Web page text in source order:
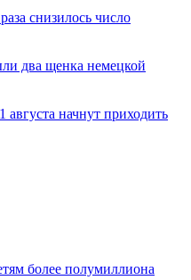
снизилось число
два щенка немецкой
начнут приходить
более полумиллиона